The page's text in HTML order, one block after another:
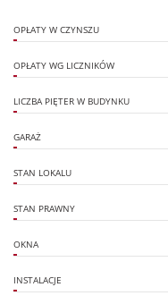
OPŁATY W CZYNSZU
OPŁATY WG LICZNIKÓW
LICZBA PIĘTER W BUDYNKU
GARAŻ
STAN LOKALU
STAN PRAWNY
OKNA
INSTALACJE